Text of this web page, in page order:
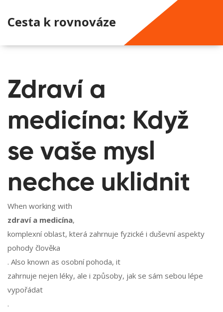
Cesta k rovnováze
Zdraví a
medicína: Když
se vaše mysl
nechce uklidnit
When working with
zdraví a medicína,
komplexní oblast, která zahrnuje fyzické i duševní aspekty
pohody člověka
. Also known as osobní pohoda, it
zahrnuje nejen léky, ale i způsoby, jak se sám sebou lépe
vypořádat
.